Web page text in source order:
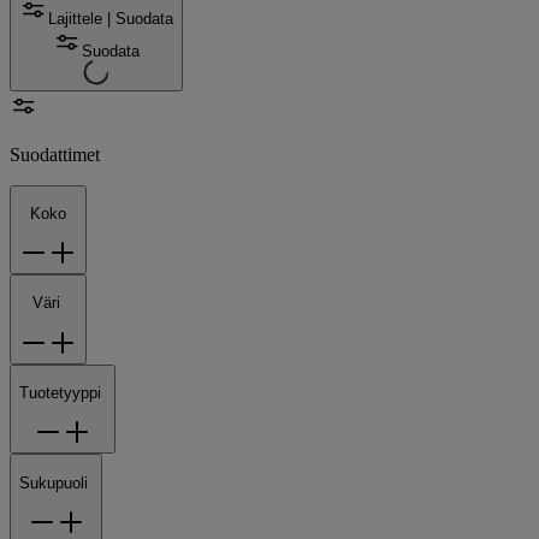
Lajittele | Suodata
Suodata
Suodattimet
Koko
Väri
Tuotetyyppi
Sukupuoli